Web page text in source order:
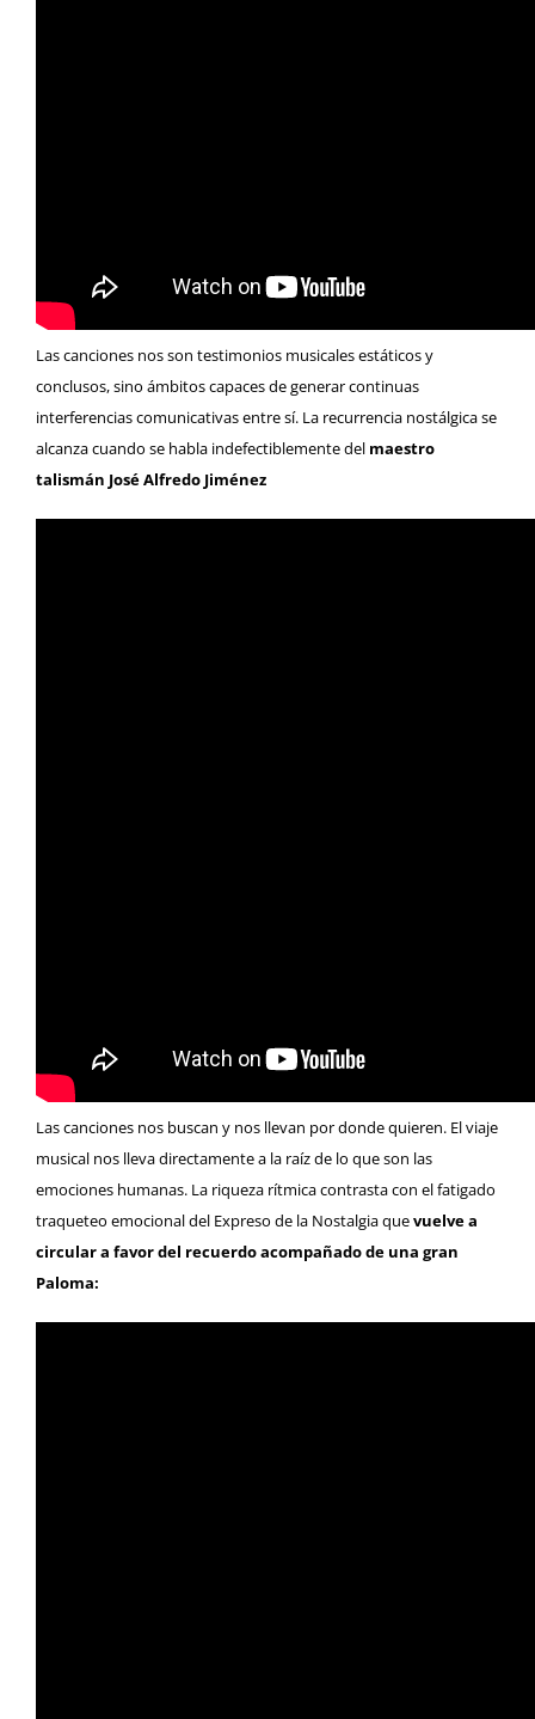
Las canciones nos son testimonios musicales estáticos y
conclusos, sino ámbitos capaces de generar continuas
interferencias comunicativas entre sí. La recurrencia nostálgica se
alcanza cuando se habla indefectiblemente del maestro
talismán José Alfredo Jiménez
Las canciones nos buscan y nos llevan por donde quieren. El viaje
musical nos lleva directamente a la raíz de lo que son las
emociones humanas. La riqueza rítmica contrasta con el fatigado
traqueteo emocional del Expreso de la Nostalgia quevuelve a
circular a favor del recuerdo acompañado de una gran
Paloma: